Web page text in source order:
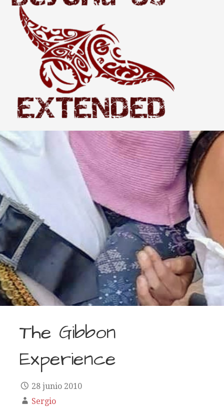
THE WORLD BEYOND US
Extended
The Gibbon
Experience
28 junio 2010
Sergio